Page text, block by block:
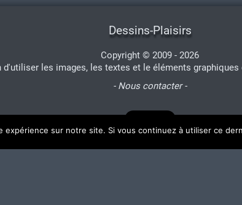
Dessins-Plaisirs
Copyright © 2009 - 2026
d'utiliser les images, les textes et le éléments
- Nous contacter -
expérience sur notre site. Si vous continuez à utiliser ce